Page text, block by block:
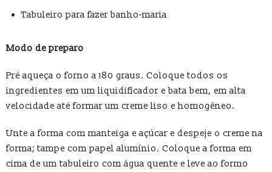
Tabuleiro para fazer banho-maria
Modo de preparo
Pré aqueça o forno a 180 graus. Coloque todos os
ingredientes em um liquidificador e bata bem, em alta
velocidade até formar um creme liso e homogêneo.
Unte a forma com manteiga e açúcar e despeje o creme na
forma; tampe com papel alumínio. Coloque a forma em
cima de um tabuleiro com água quente e leve ao formo